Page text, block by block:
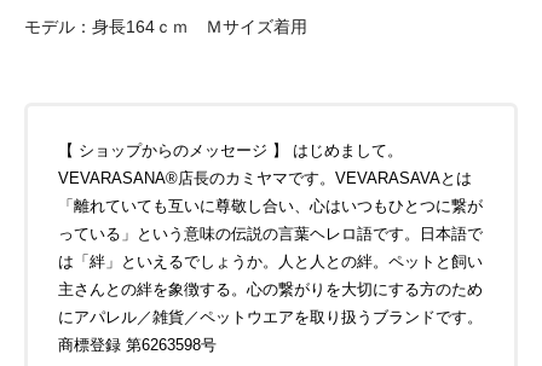
モデル：身長164ｃｍ Ｍサイズ着用
【 ショップからのメッセージ 】 はじめまして。
VEVARASANA®店長のカミヤマです。VEVARASAVAとは
「離れていても互いに尊敬し合い、心はいつもひとつに繋が
っている」という意味の伝説の言葉ヘレロ語です。日本語で
は「絆」といえるでしょうか。人と人との絆。ペットと飼い
主さんとの絆を象徴する。心の繋がりを大切にする方のため
にアパレル／雑貨／ペットウエアを取り扱うブランドです。
商標登録 第6263598号